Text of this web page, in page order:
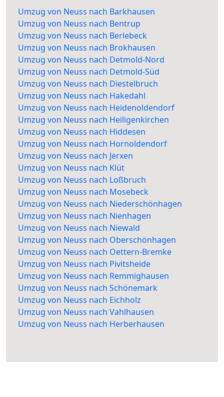
Umzug von Neuss nach Barkhausen
Umzug von Neuss nach Bentrup
Umzug von Neuss nach Berlebeck
Umzug von Neuss nach Brokhausen
Umzug von Neuss nach Detmold-Nord
Umzug von Neuss nach Detmold-Süd
Umzug von Neuss nach Diestelbruch
Umzug von Neuss nach Hakedahl
Umzug von Neuss nach Heidenoldendorf
Umzug von Neuss nach Heiligenkirchen
Umzug von Neuss nach Hiddesen
Umzug von Neuss nach Hornoldendorf
Umzug von Neuss nach Jerxen
Umzug von Neuss nach Klüt
Umzug von Neuss nach Loßbruch
Umzug von Neuss nach Mosebeck
Umzug von Neuss nach Niederschönhagen
Umzug von Neuss nach Nienhagen
Umzug von Neuss nach Niewald
Umzug von Neuss nach Oberschönhagen
Umzug von Neuss nach Oettern-Bremke
Umzug von Neuss nach Pivitsheide
Umzug von Neuss nach Remmighausen
Umzug von Neuss nach Schönemark
Umzug von Neuss nach Eichholz
Umzug von Neuss nach Vahlhausen
Umzug von Neuss nach Herberhausen